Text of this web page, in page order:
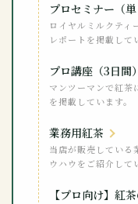
プロセミナー（単
ロイヤルミルクティ
レポートを掲載して
プロ講座（3日間）
マンツーマンで紅茶
を掲載しています。
業務用紅茶
当店が販売している
ウハウをご紹介して
【プロ向け】紅